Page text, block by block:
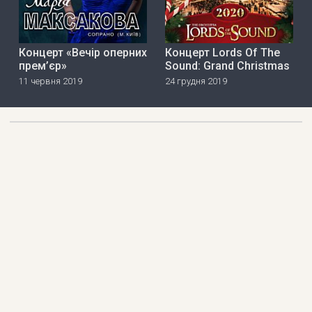
Концерт «Вечір оперних
прем’єр»
11 червня 2019
Концерт Lords Of The
Sound: Grand Christmas
24 грудня 2019